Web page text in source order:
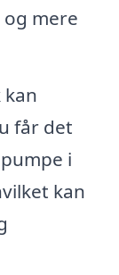
mere
kan
får det
i
kan